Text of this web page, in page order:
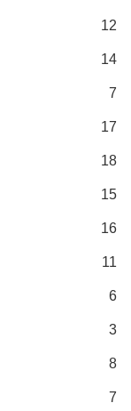
12
14
7
17
18
15
16
11
6
3
8
7